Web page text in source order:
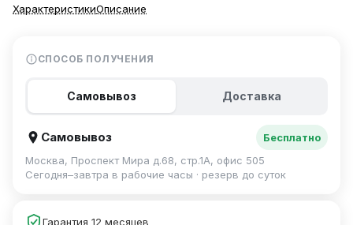
ХарактеристикиОписание
СПОСОБ ПОЛУЧЕНИЯ
Самовывоз Доставка
Самовывоз
Бесплатно
Москва, Проспект Мира д.68, стр.1А, офис 505
Сегодня–завтра в рабочие часы · резерв до суток
Гарантия 12 месяцев